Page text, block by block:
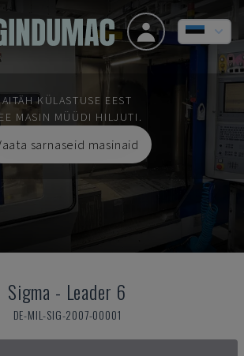
AITÄH KÜLASTUSE EEST
MASIN MÜÜDI HILJUTI.
sarnaseid masinaid
Sigma - Leader 6
DE-MIL-SIG-2007-00001